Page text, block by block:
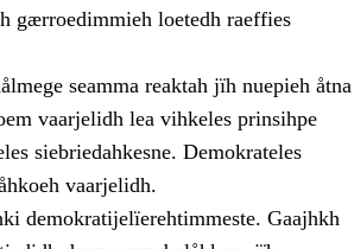
gærroedimmieh loetedh raeffies
seamma reaktah jïh nuepieh åtna
vaarjelidh lea vihkeles prinsihpe
siebriedahkesne. Demokrateles
vaarjelidh.
demokratijelïerehtimmeste. Gaajhkh